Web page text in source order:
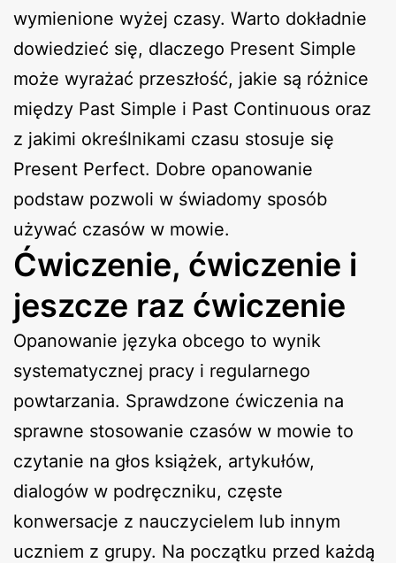
wymienione wyżej czasy. Warto dokładnie
dowiedzieć się, dlaczego Present Simple
może wyrażać przeszłość, jakie są różnice
między Past Simple i Past Continuous oraz
z jakimi określnikami czasu stosuje się
Present Perfect. Dobre opanowanie
podstaw pozwoli w świadomy sposób
używać czasów w mowie.
Ćwiczenie, ćwiczenie i
jeszcze raz ćwiczenie
Opanowanie języka obcego to wynik
systematycznej pracy i regularnego
powtarzania. Sprawdzone ćwiczenia na
sprawne stosowanie czasów w mowie to
czytanie na głos książek, artykułów,
dialogów w podręczniku, częste
konwersacje z nauczycielem lub innym
uczniem z grupy. Na początku przed każdą